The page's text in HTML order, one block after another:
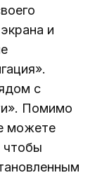
и
с
Помимо
можете
чтобы